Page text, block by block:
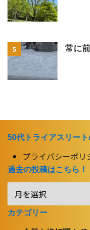
5 常に
50代トライアスリー
プライバシーポリ
過去の投稿はこちら！
カテゴリー